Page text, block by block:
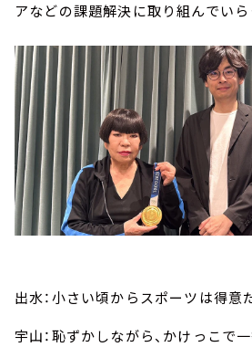
アなどの課題解決に取り組んでいら
出水：小さい頃からスポーツは得意
宇山：恥ずかしながら、かけっこで